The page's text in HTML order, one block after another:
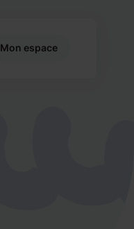
Mon espace